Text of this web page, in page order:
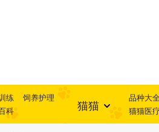
练
饲养护理
科 猫猫 品种大
猫猫医疗